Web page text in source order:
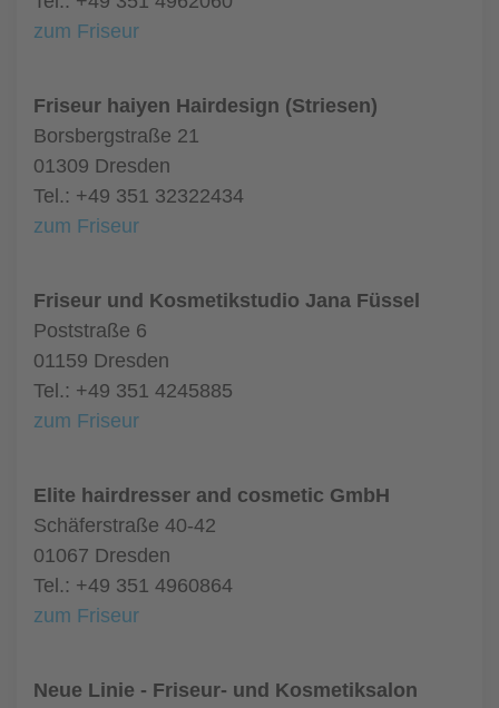
zum Friseur
Friseur haiyen Hairdesign (Striesen)
Borsbergstraße 21
01309 Dresden
Tel.: +49 351 32322434
zum Friseur
Friseur und Kosmetikstudio Jana Füssel
Poststraße 6
01159 Dresden
Tel.: +49 351 4245885
zum Friseur
Elite hairdresser and cosmetic GmbH
Schäferstraße 40-42
01067 Dresden
Tel.: +49 351 4960864
zum Friseur
Neue Linie - Friseur- und Kosmetiksalon